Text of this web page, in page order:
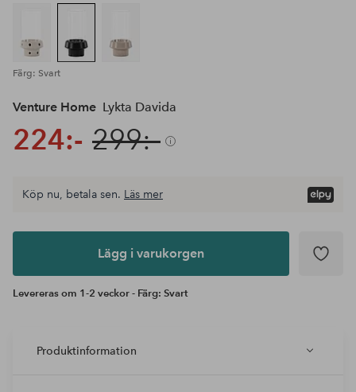
Färg: Svart
Venture Home Lykta Davida
224:- 299:-
Lägg i
Köp nu, betala sen. Läs mer
Lägg i varukorgen
Levereras om 1-2 veckor - Färg: Svart
Produktinformation